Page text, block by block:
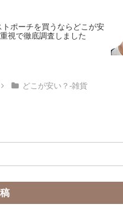
トポーチを買うならどこが安
視で徹底調査しました
どこが安い？-雑貨